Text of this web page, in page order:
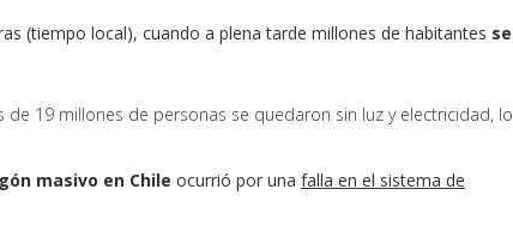
(tiempo local), cuando a plena tarde millones de habitantes se
19 millones de personas se quedaron sin luz y electricidad, lo
masivo en Chile ocurrió por una falla en el sistema de